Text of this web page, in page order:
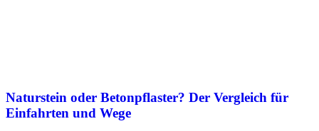
Naturstein oder Betonpflaster? Der Vergleich für
Einfahrten und Wege